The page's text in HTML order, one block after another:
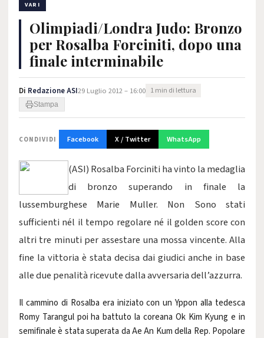
VARI
Olimpiadi/Londra Judo: Bronzo
per Rosalba Forciniti, dopo una
finale interminabile
Di Redazione ASI29 Luglio 2012 – 16:00 1 min di lettura
Stampa
CONDIVIDI Facebook X / Twitter WhatsApp
(ASI) Rosalba Forciniti ha vinto la medaglia
di bronzo superando in finale la
lussemburghese Marie Muller. Non Sono stati
sufficienti nél il tempo regolare né il golden score con
altri tre minuti per assestare una mossa vincente. Alla
fine la vittoria è stata decisa dai giudici anche in base
alle due penalità ricevute dalla avversaria dell’azzurra.
Il cammino di Rosalba era iniziato con un Yppon alla tedesca
Romy Tarangul poi ha battuto la coreana Ok Kim Kyung e in
semifinale è stata superata da Ae An Kum della Rep. Popolare